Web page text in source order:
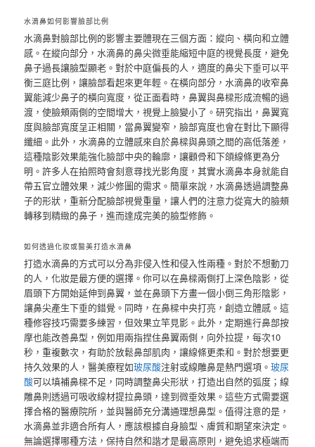
水滴鼻如何影響臉部比例
水滴鼻對臉部比例的影響主要體現在三個方面：縱向、橫向和立體
感。在縱向部分，水滴鼻的鼻尖微垂能縮短中庭的視覺長度，避免
鼻子過長讓臉型顯老。對於中庭偏長的人，適度的鼻尖下垂可以平
衡三庭比例，讓臉部看起來更年輕。在橫向部分，水滴鼻的收窄鼻
翼能減少鼻子的橫向寬度，從正面看時，鼻翼與鼻樑形成流暢的過
渡，使臉頰兩側的空間增大，視覺上臉變小了。研究指出，鼻翼寬
度與臉部寬度呈正相關，當鼻翼變窄，臉部寬度也會在對比下顯得
纖細。此外，水滴鼻的立體感來自於鼻樑與鼻頭之間的高低落差，
這種陰影效果能強化臉部中央的輪廓，讓顴骨和下頜線條更為分
明。許多人在拍照時會刻意尋找光影角度，其實水滴鼻本身就能自
帶五官立體效果，減少修圖的需求。簡單來說，水滴鼻透過調整鼻
子的形狀，重新分配臉部視覺重量，讓人們的注意力從寬大的臉頰
轉移到精緻的鼻子，進而達成完美的臉型修飾。
如何透過化妝或醫美打造水滴鼻
打造水滴鼻的方式可以分為非侵入性和侵入性兩種。對於不想動刀
的人，化妝是最方便的選擇。你可以在鼻樑兩側打上深色陰影，從
眉頭下方開始延伸到鼻翼，並在鼻頭下方畫一個小倒三角形陰影，
讓鼻尖產生下垂的錯覺。同時，在鼻樑中央打亮，創造立體感。這
種修容技巧需要多練習，但效果立竿見影。此外，定期進行鼻部按
摩也能改善鼻型，例如用兩指捏住鼻翼兩側，向外拉提，每次10
秒，重複數次，有助於放鬆鼻部肌肉，讓線條更柔和。對於想要更
持久效果的人，醫美療程如玻尿酸注射或線雕鼻是熱門選項。玻尿
酸可以填補鼻樑不足，同時調整鼻尖形狀，打造出自然的弧度；線
雕鼻則透過可吸收線材提拉鼻頭，達到微垂效果。這些方式需要選
擇合格的醫療院所，並與醫師充分溝通理想鼻型。值得注意的是，
水滴鼻並非適合所有人，應該根據自身臉型、膚質和期望來決定。
無論選擇哪種方法，保持自然和諧才是最高原則，避免追求極端而